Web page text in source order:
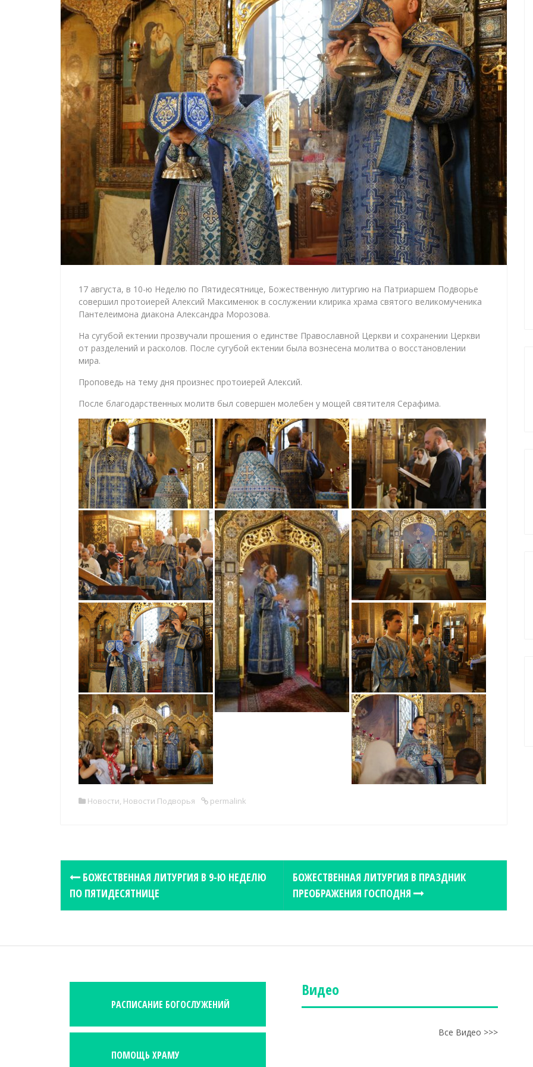
17 августа, в 10-ю Неделю по Пятидесятнице, Божественную литургию на Патриаршем Подворье
совершил протоиерей Алексий Максименюк в сослужении клирика храма святого великомученика
Пантелеимона диакона Александра Морозова.
На сугубой ектении прозвучали прошения о единстве Православной Церкви и сохранении Церкви
от разделений и расколов. После сугубой ектении была вознесена молитва о восстановлении
мира.
Проповедь на тему дня произнес протоиерей Алексий.
После благодарственных молитв был совершен молебен у мощей святителя Серафима.
Новости, Новости Подворья permalink
s
n
БОЖЕСТВЕННАЯ ЛИТУРГИЯ В 9-Ю НЕДЕЛЮ
ПО ПЯТИДЕСЯТНИЦЕ
БОЖЕСТВЕННАЯ ЛИТУРГИЯ В ПРАЗДНИК
ПРЕОБРАЖЕНИЯ ГОСПОДНЯ
РАСПИСАНИЕ БОГОСЛУЖЕНИЙ
ПОМОЩЬ ХРАМУ
Видео
Все Видео >>>